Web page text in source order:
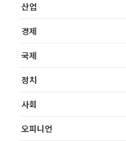
산업
경제
국제
정치
사회
오피니언